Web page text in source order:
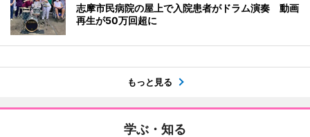
志摩市民病院の屋上で入院患者がドラム演奏 動画
再生が50万回超に
もっと見る
学ぶ・知る